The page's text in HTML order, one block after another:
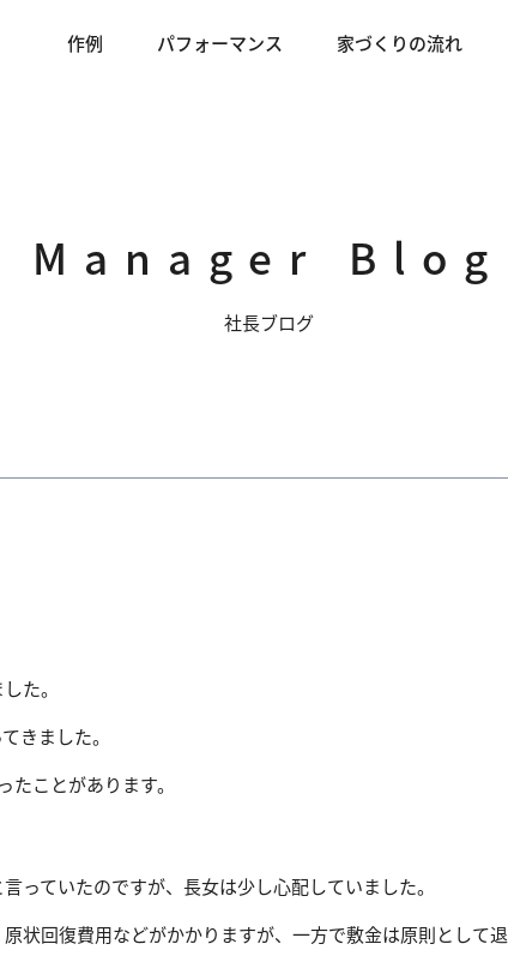
作例 パフォーマンス 家づくりの流れ
Manager Blog
社長ブログ
た。
きました。
ことがあります。
っていたのですが、長女は少し心配していました。
状回復費用などがかかりますが、一方で敷金は原則として退